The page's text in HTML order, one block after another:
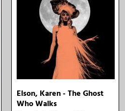
Elson, Karen - The Ghost
Who Walks